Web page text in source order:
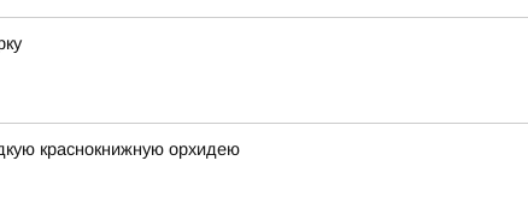
краснокнижную орхидею